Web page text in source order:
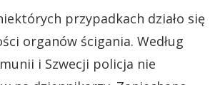
przypadkach działo się
organów ścigania. Według
i Szwecji policja nie